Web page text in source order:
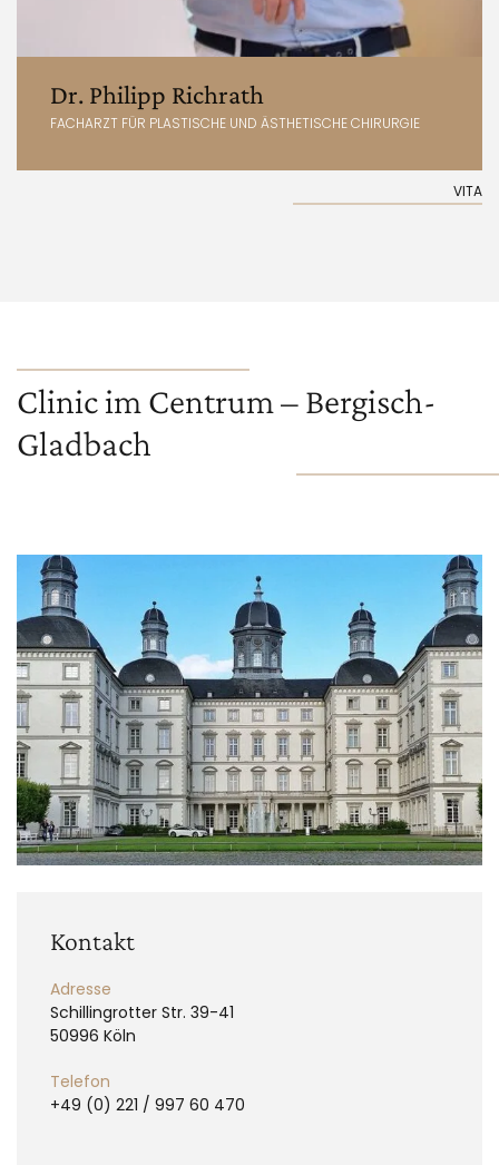
Dr. Philipp Richrath
FACHARZT FÜR PLASTISCHE UND ÄSTHETISCHE CHIRURGIE
VITA
Clinic im Centrum – Bergisch-
Gladbach
Kontakt
Adresse
Schillingrotter Str. 39-41
50996 Köln
Telefon
+49 (0) 221 / 997 60 470